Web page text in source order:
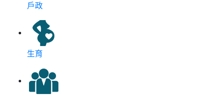
戶政
生育